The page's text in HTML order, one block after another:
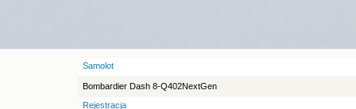
Samolot
Bombardier Dash 8-Q402NextGen
Rejestracja